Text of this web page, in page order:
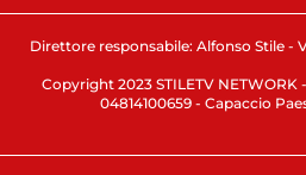
Direttore responsabile: Alfonso Stile -
Copyright 2023 STILETV
04814100659 - Capaccio